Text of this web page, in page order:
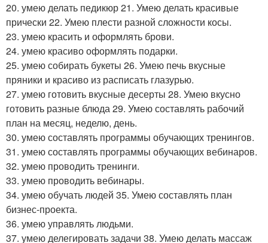
20. умею делать педикюр 21. Умею делать красивые
прически 22. Умею плести разной сложности косы.
23. умею красить и оформлять брови.
24. умею красиво оформлять подарки.
25. умею собирать букеты 26. Умею печь вкусные
пряники и красиво из расписать глазурью.
27. умею готовить вкусные десерты 28. Умею вкусно
готовить разные блюда 29. Умею составлять рабочий
план на месяц, неделю, день.
30. умею составлять программы обучающих тренингов.
31. умею составлять программы обучающих вебинаров.
32. умею проводить тренинги.
33. умею проводить вебинары.
34. умею обучать людей 35. Умею составлять план
бизнес-проекта.
36. умею управлять людьми.
37. умею делегировать задачи 38. Умею делать массаж